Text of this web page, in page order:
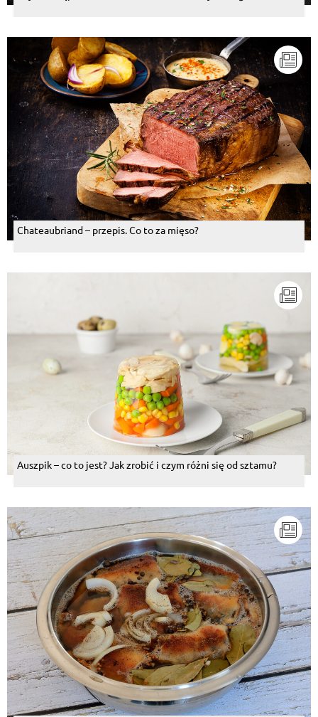
Chateaubriand – przepis. Co to za mięso?
Auszpik – co to jest? Jak zrobić i czym różni się od sztamu?